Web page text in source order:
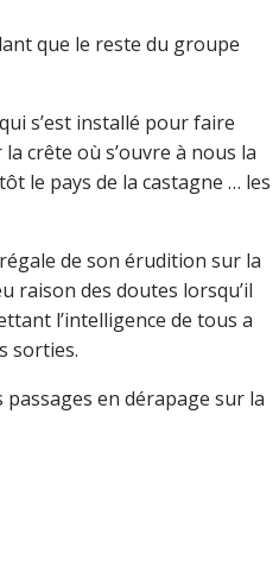
que le reste du groupe
s’est installé pour faire
crête où s’ouvre à nous la
le pays de la castagne … les
de son érudition sur la
raison des doutes lorsqu’il
l’intelligence de tous a
sorties.
en dérapage sur la